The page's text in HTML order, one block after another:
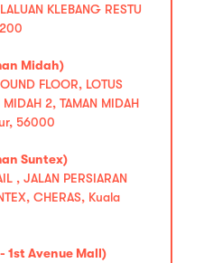
KLEBANG RESTU
Midah)
FLOOR, LOTUS
2, TAMAN MIDAH
56000
Suntex)
, JALAN PERSIARAN
CHERAS, Kuala
1st Avenue Mall)